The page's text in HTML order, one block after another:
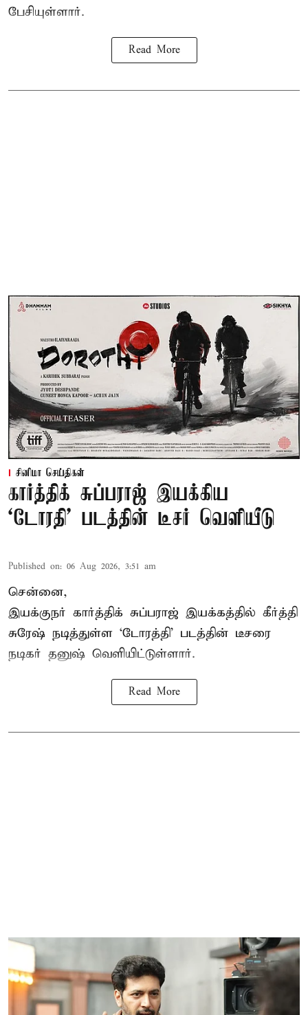
பேசியுள்ளார்.
Read More
சினிமா செய்திகள்
கார்த்திக் சுப்பராஜ் இயக்கிய
`டோரதி' படத்தின் டீசர் வெளியீடு
Published on: 06 Aug 2026, 3:51 am
சென்னை,
இயக்குநர் கார்த்திக் சுப்பராஜ் இயக்கத்தில் கீர்த்தி
சுரேஷ் நடித்துள்ள `டோரத்தி' படத்தின் டீசரை
நடிகர் தனுஷ் வெளியிட்டுள்ளார்.
Read More